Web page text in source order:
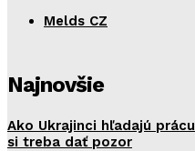
Melds CZ
Najnovšie
Ako Ukrajinci hľadajú
si treba dať pozor